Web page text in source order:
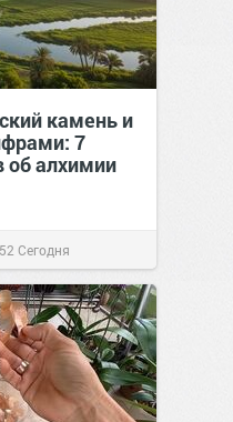
камень и
7
об алхимии
Сегодня